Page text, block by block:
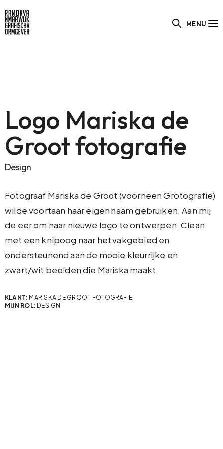
MENU
Logo Mariska de
Groot fotografie
Design
Fotograaf Mariska de Groot (voorheen Grotografie)
wilde voortaan haar eigen naam gebruiken. Aan mij
de eer om haar nieuwe logo te ontwerpen. Clean
met een knipoog naar het vakgebied en
ondersteunend aan de mooie kleurrijke en
zwart/wit beelden die Mariska maakt.
KLANT: MARISKA DE GROOT FOTOGRAFIE
MIJN ROL: DESIGN